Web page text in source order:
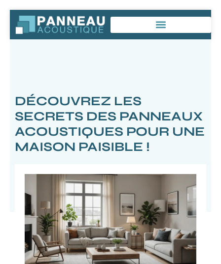
DÉCOUVREZ LES
SECRETS DES PANNEAUX
ACOUSTIQUES POUR UNE
MAISON PAISIBLE !
RETOUR AUX ACTUALITÉS